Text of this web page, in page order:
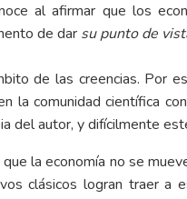
al afirmar que los
de dar su punto de
de las creencias. Por
la comunidad científica
del autor, y difícilmente
la economía no se
clásicos logran traer a